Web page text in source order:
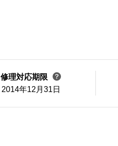
修理対応期限
2014年12月31日